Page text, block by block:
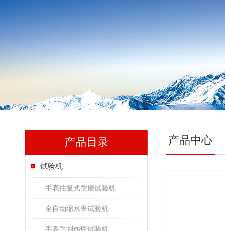
产品目录
试验机
手表往复式耐磨试验机
全自动缩水率试验机
手表耐划伤性试验机
产品中心